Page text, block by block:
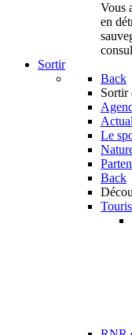
Vous
en
Sortir
Back
Sortir
Le
Back